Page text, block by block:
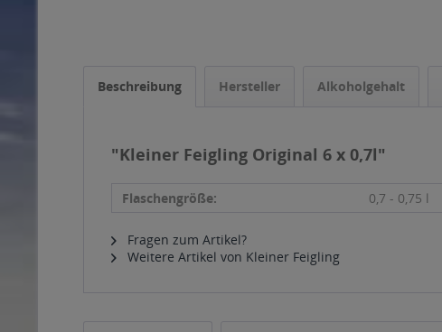
Beschreibung Hersteller Alkoholgehalt
"Kleiner Feigling Original 6 x 0,7l"
Flaschengröße: 0,7 - 0,75 l
Fragen zum Artikel?
Weitere Artikel von Kleiner Feigling